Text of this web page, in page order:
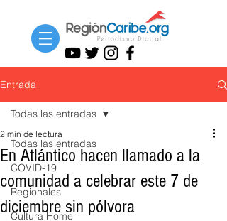
Entrada
Todas las entradas
COVID-19
Regionales
Cultura Home
Todas las entradas
En Atlántico hacen llamado a la
comunidad a celebrar este 7 de
diciembre sin pólvora
2 min de lectura